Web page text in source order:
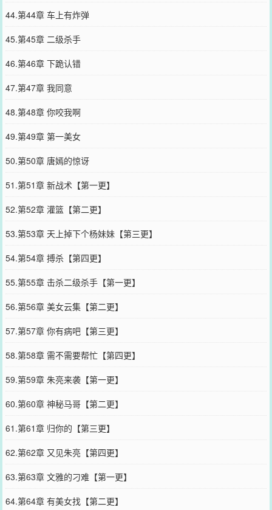
44.第44章 车上有炸弹
45.第45章 二级杀手
46.第46章 下跪认错
47.第47章 我同意
48.第48章 你咬我啊
49.第49章 第一美女
50.第50章 唐嫣的惊讶
51.第51章 新战术【第一更】
52.第52章 灌篮【第二更】
53.第53章 天上掉下个杨妹妹【第三更】
54.第54章 搏杀【第四更】
55.第55章 击杀二级杀手【第一更】
56.第56章 美女云集【第二更】
57.第57章 你有病吧【第三更】
58.第58章 需不需要帮忙【第四更】
59.第59章 朱亮来袭【第一更】
60.第60章 神秘马哥【第二更】
61.第61章 归你的【第三更】
62.第62章 又见朱亮【第四更】
63.第63章 文雅的刁难【第一更】
64.第64章 有美女找【第二更】